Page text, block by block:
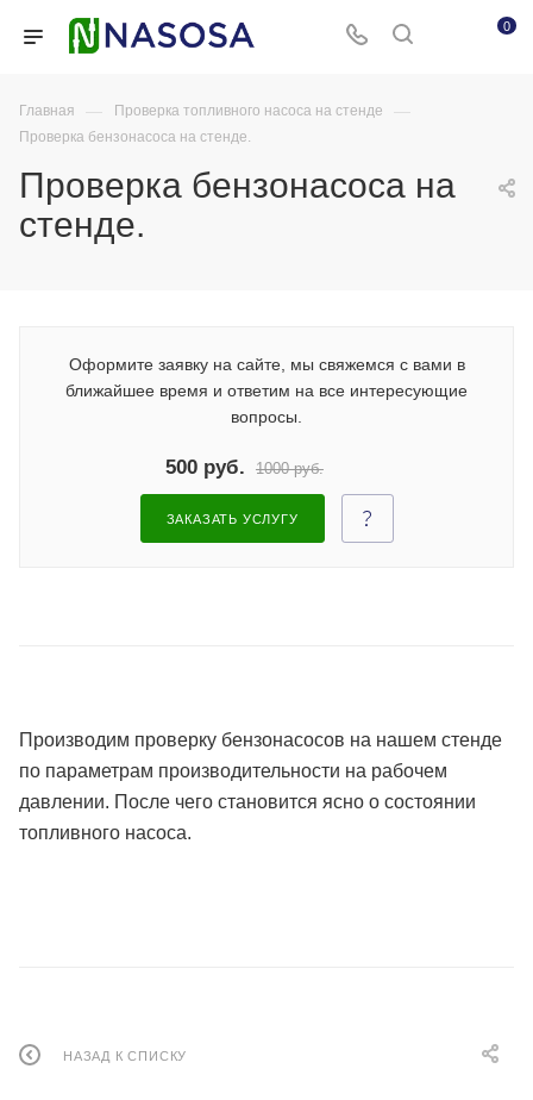
0
Главная — Проверка топливного насоса на стенде —
Проверка бензонасоса на стенде.
Проверка бензонасоса на
стенде.
Оформите заявку на сайте, мы свяжемся с вами в
ближайшее время и ответим на все интересующие
вопросы.
500 руб. 1000 руб.
ЗАКАЗАТЬ УСЛУГУ
Производим проверку бензонасосов на нашем стенде
по параметрам производительности на рабочем
давлении. После чего становится ясно о состоянии
топливного насоса.
НАЗАД К СПИСКУ